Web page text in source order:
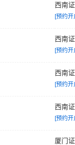
西南
[预约开
西南
[预约开
西南
[预约开
西南
[预约开
厦门